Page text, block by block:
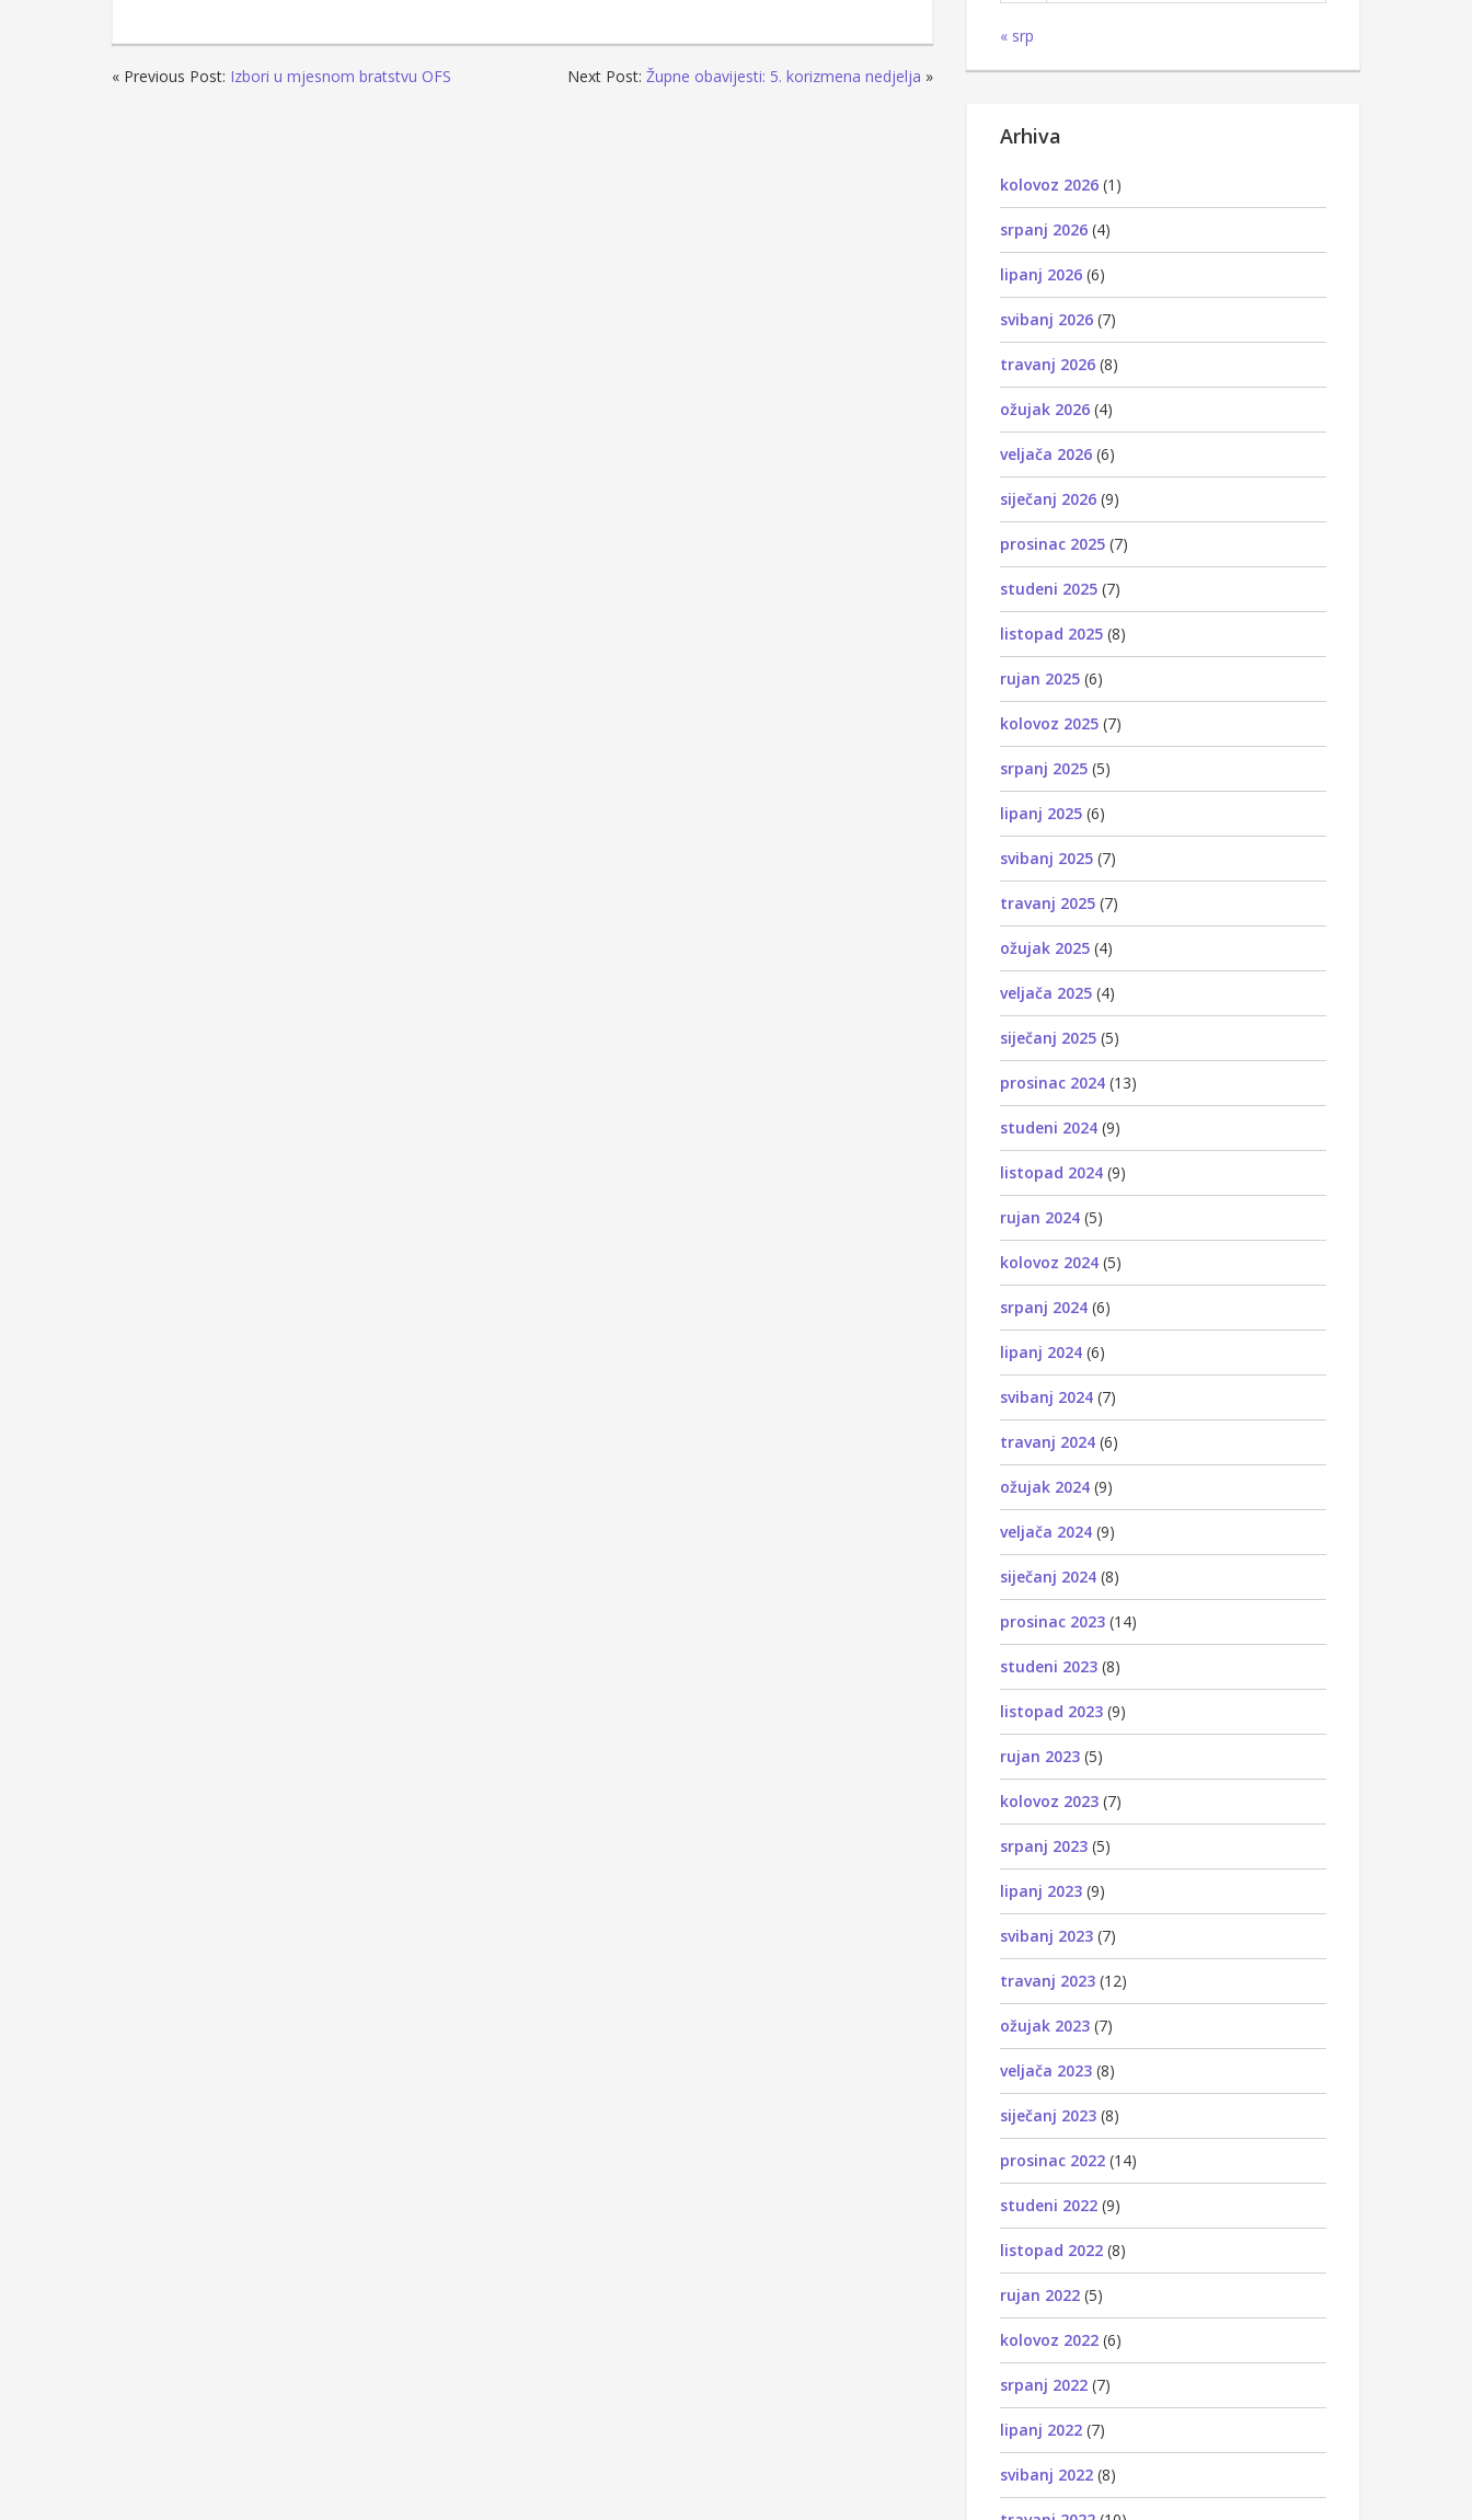
« Previous Post: Izbori u mjesnom bratstvu OFS Next Post: Župne obavijesti: 5. korizmena nedjelja »
« srp
Arhiva
kolovoz 2026 (1)
srpanj 2026 (4)
lipanj 2026 (6)
svibanj 2026 (7)
travanj 2026 (8)
ožujak 2026 (4)
veljača 2026 (6)
siječanj 2026 (9)
prosinac 2025 (7)
studeni 2025 (7)
listopad 2025 (8)
rujan 2025 (6)
kolovoz 2025 (7)
srpanj 2025 (5)
lipanj 2025 (6)
svibanj 2025 (7)
travanj 2025 (7)
ožujak 2025 (4)
veljača 2025 (4)
siječanj 2025 (5)
prosinac 2024 (13)
studeni 2024 (9)
listopad 2024 (9)
rujan 2024 (5)
kolovoz 2024 (5)
srpanj 2024 (6)
lipanj 2024 (6)
svibanj 2024 (7)
travanj 2024 (6)
ožujak 2024 (9)
veljača 2024 (9)
siječanj 2024 (8)
prosinac 2023 (14)
studeni 2023 (8)
listopad 2023 (9)
rujan 2023 (5)
kolovoz 2023 (7)
srpanj 2023 (5)
lipanj 2023 (9)
svibanj 2023 (7)
travanj 2023 (12)
ožujak 2023 (7)
veljača 2023 (8)
siječanj 2023 (8)
prosinac 2022 (14)
studeni 2022 (9)
listopad 2022 (8)
rujan 2022 (5)
kolovoz 2022 (6)
srpanj 2022 (7)
lipanj 2022 (7)
svibanj 2022 (8)